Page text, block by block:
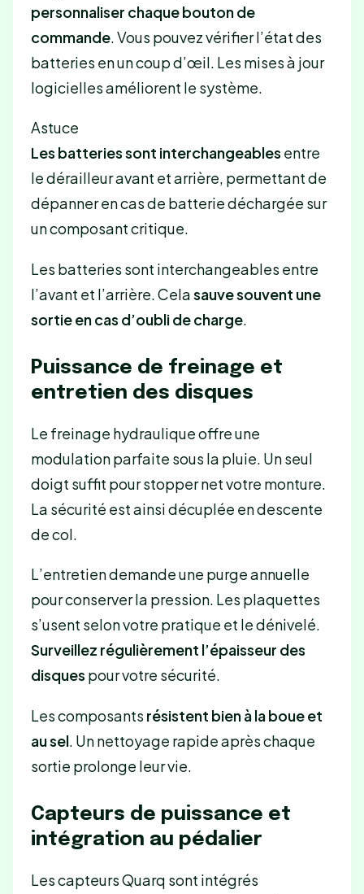
personnaliser chaque bouton de
commande. Vous pouvez vérifier l’état des
batteries en un coup d’œil. Les mises à jour
logicielles améliorent le système.
Astuce
Les batteries sont interchangeables entre
le dérailleur avant et arrière, permettant de
dépanner en cas de batterie déchargée sur
un composant critique.
Les batteries sont interchangeables entre
l’avant et l’arrière. Celasauve souvent une
sortie en cas d’oubli de charge.
Puissance de freinage et
entretien des disques
Le freinage hydraulique offre une
modulation parfaite sous la pluie. Un seul
doigt suffit pour stopper net votre monture.
La sécurité est ainsi décuplée en descente
de col.
L’entretien demande une purge annuelle
pour conserver la pression. Les plaquettes
s’usent selon votre pratique et le dénivelé.
Surveillez régulièrement l’épaisseur des
disques pour votre sécurité.
Les composants résistent bien à la boue et
au sel. Un nettoyage rapide après chaque
sortie prolonge leur vie.
Capteurs de puissance et
intégration au pédalier
Les capteurs Quarq sont intégrés